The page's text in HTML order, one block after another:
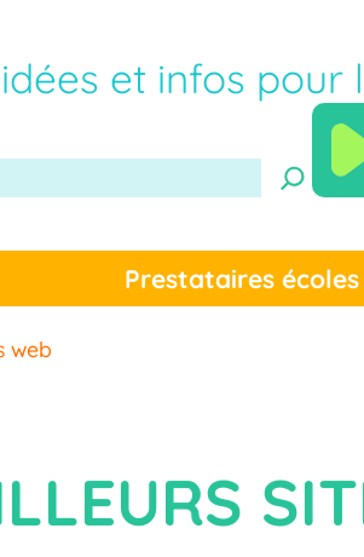
et infos pour
Prestataires
web